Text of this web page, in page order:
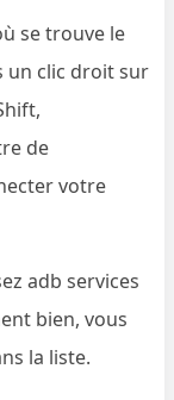
se trouve le
un clic droit sur
de
votre
adb services
bien, vous
la liste.